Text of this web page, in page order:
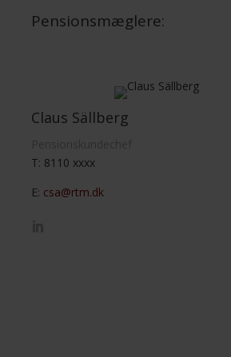
Pensionsmæglere:
Claus Sällberg
T: 8110 xxxx
E: csa@rtm.dk